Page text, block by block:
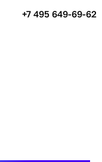
+7 495 649-69-62